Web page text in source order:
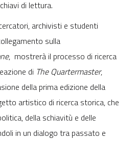
di lettura.
archivisti e studenti
sulla
, mostrerà il processo di ricerca
di The Quartermaster,
della prima edizione della
artistico di ricerca storica, che
della schiavitù e delle
in un dialogo tra passato e